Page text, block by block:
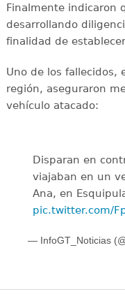
Finalmente indicaron
desarrollando
finalidad de
Uno de los fallecidos,
región, aseguraron
vehículo atacado:
Disparan en
viajaban en un
Ana, en
pic.twitter.com/
— InfoGT_Noticias